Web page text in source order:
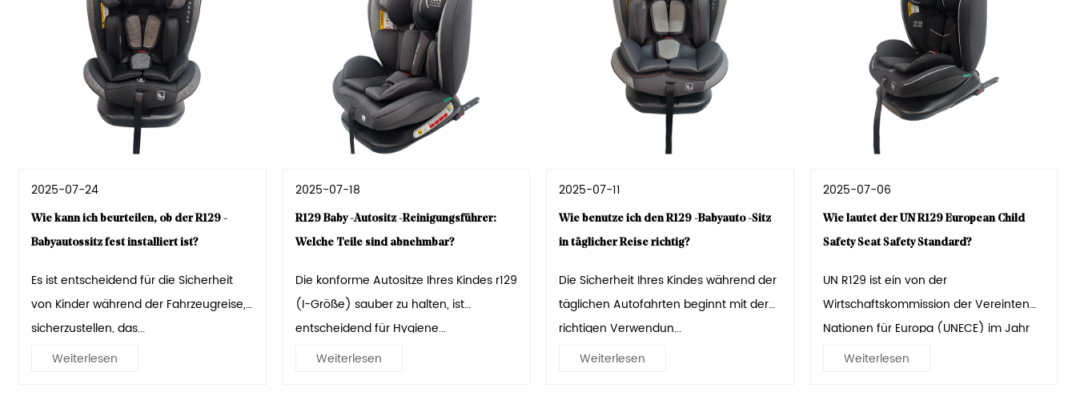
2025-07-24
Wie kann ich beurteilen, ob der R129 -
Babyautossitz fest installiert ist?
Es ist entscheidend für die Sicherheit
von Kinder während der Fahrzeugreise,
sicherzustellen, das...
Weiterlesen
2025-07-18
R129 Baby -Autositz -Reinigungsführer:
Welche Teile sind abnehmbar?
Die konforme Autositze Ihres Kindes r129
(I-Größe) sauber zu halten, ist
entscheidend für Hygiene...
Weiterlesen
2025-07-11
Wie benutze ich den R129 -Babyauto -Sitz
in täglicher Reise richtig?
Die Sicherheit Ihres Kindes während der
täglichen Autofahrten beginnt mit der
richtigen Verwendun...
Weiterlesen
2025-07-06
Wie lautet der UN R129 European Child
Safety Seat Safety Standard?
UN R129 ist ein von der
Wirtschaftskommission der Vereinten
Nationen für Europa (UNECE) im Jahr
Weiterlesen